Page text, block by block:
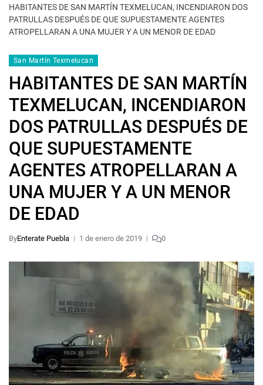
HABITANTES DE SAN MARTÍN TEXMELUCAN, INCENDIARON DOS
PATRULLAS DESPUÉS DE QUE SUPUESTAMENTE AGENTES
ATROPELLARAN A UNA MUJER Y A UN MENOR DE EDAD
San Martín Texmelucan
HABITANTES DE SAN MARTÍN
TEXMELUCAN, INCENDIARON
DOS PATRULLAS DESPUÉS DE
QUE SUPUESTAMENTE
AGENTES ATROPELLARAN A
UNA MUJER Y A UN MENOR
DE EDAD
ByEnterate Puebla 1 de enero de 2019 0